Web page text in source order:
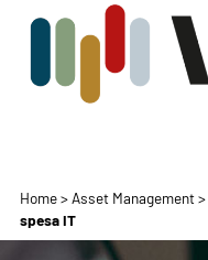
Home>Asset Management>
spesa IT